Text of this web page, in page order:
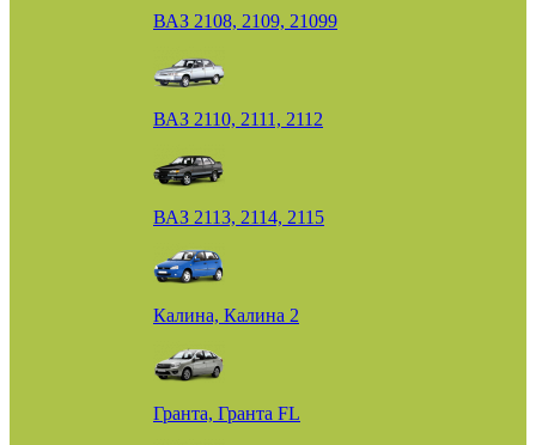
ВАЗ 2108, 2109, 21099
ВАЗ 2110, 2111, 2112
ВАЗ 2113, 2114, 2115
Калина, Калина 2
Гранта, Гранта FL